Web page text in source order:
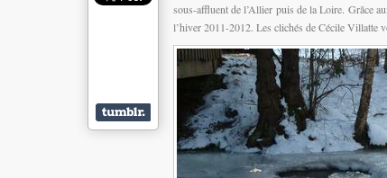
sous-affluent de l’Allier puis de la Loire. Grâce
l’hiver 2011-2012. Les clichés de Cécile Villatte